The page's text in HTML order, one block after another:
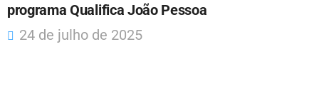
programa Qualifica João Pessoa
24 de julho de 2025